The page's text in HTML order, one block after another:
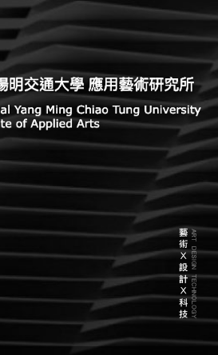
Applied Arts,
Tung University
Arts, National Chiao Tung